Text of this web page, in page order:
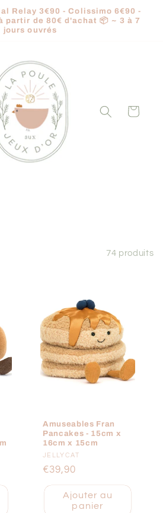
Relay 3€90 - Colissimo 6€90 -
partir de 80€ d'achat 📦 ~ 3 à 7
jours ouvrés
Panier
74 produits
Amuseables Fran
Pancakes - 15cm x
16cm x 15cm
Fournisseur :
JELLYCAT
Prix
habituel
€39,90
Ajouter au
panier